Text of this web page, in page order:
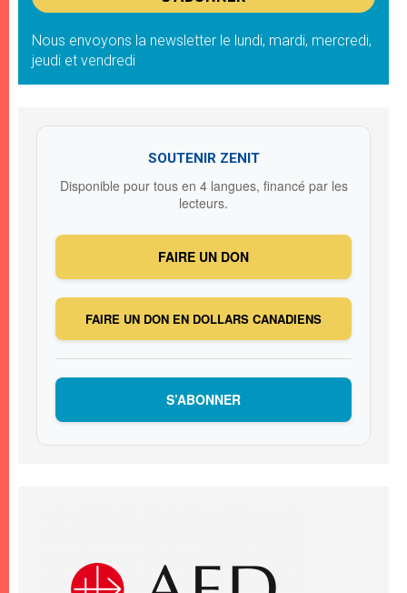
Nous envoyons la newsletter le lundi, mardi, mercredi,
jeudi et vendredi
SOUTENIR ZENIT
Disponible pour tous en 4 langues, financé par les
lecteurs.
FAIRE UN DON
FAIRE UN DON EN DOLLARS CANADIENS
S’ABONNER